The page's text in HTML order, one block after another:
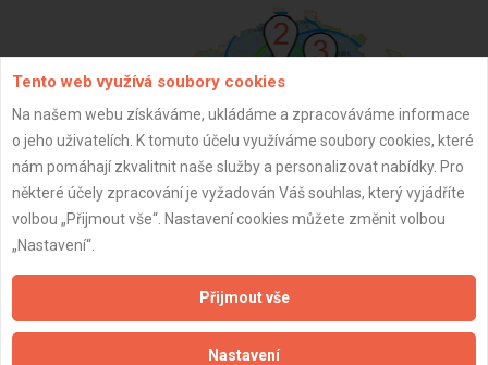
ZPĚT
Tento web využívá soubory cookies
Na našem webu získáváme, ukládáme a zpracováváme informace
o jeho uživatelích. K tomuto účelu využíváme soubory cookies, které
nám pomáhají zkvalitnit naše služby a personalizovat nabídky. Pro
některé účely zpracování je vyžadován Váš souhlas, který vyjádříte
volbou „Přijmout vše“. Nastavení cookies můžete změnit volbou
„Nastavení“.
Přijmout vše
Nastavení